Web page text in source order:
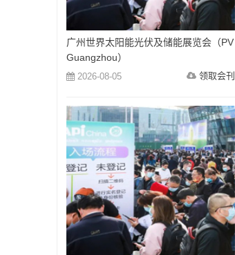
广州世界太阳能光伏及储能展览会（PV
Guangzhou）
2026-08-05 领取会刊